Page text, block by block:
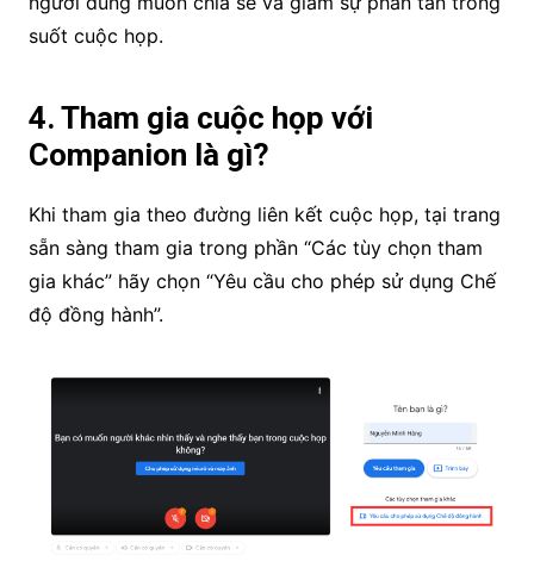
suốt cuộc họp.
4. Tham gia cuộc họp với
Companion là gì?
Khi tham gia theo đường liên kết cuộc họp, tại trang
sẵn sàng tham gia trong phần “Các tùy chọn tham
gia khác” hãy chọn “Yêu cầu cho phép sử dụng Chế
độ đồng hành”.